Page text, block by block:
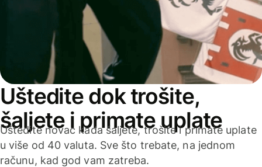
Uštedite dok trošite,
šaljete i primate uplate
Uštedite novac kada šaljete, trošite i primate uplate
u više od 40 valuta. Sve što trebate, na jednom
računu, kad god vam zatreba.